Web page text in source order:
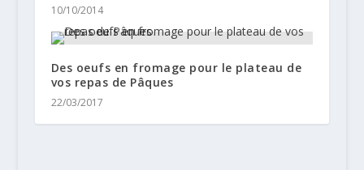
10/10/2014
Des oeufs en fromage pour le plateau de
vos repas de Pâques
22/03/2017